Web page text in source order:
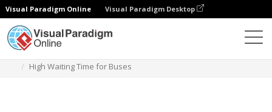
Visual Paradigm Online Visual Paradigm Desktop
High Waiting Time for Buses